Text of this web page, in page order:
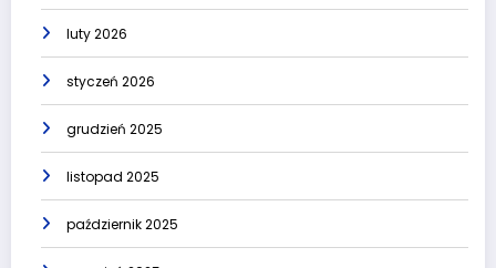
luty 2026
styczeń 2026
grudzień 2025
listopad 2025
październik 2025